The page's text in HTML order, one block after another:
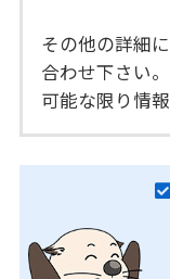
その他の詳細
合わせ下さい。
可能な限り情